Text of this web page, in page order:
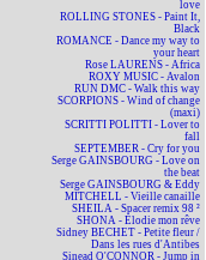
love
ROLLING STONES - Paint It,
Black
ROMANCE - Dance my way to
your heart
Rose LAURENS - Africa
ROXY MUSIC - Avalon
RUN DMC - Walk this way
SCORPIONS - Wind of change
(maxi)
SCRITTI POLITTI - Lover to
fall
SEPTEMBER - Cry for you
Serge GAINSBOURG - Love on
the beat
Serge GAINSBOURG & Eddy
MITCHELL - Vieille canaille
SHEILA - Spacer remix 98 ²
SHONA - Elodie mon rêve
Sidney BECHET - Petite fleur /
Dans les rues d'Antibes
Sinead O'CONNOR - Jump in